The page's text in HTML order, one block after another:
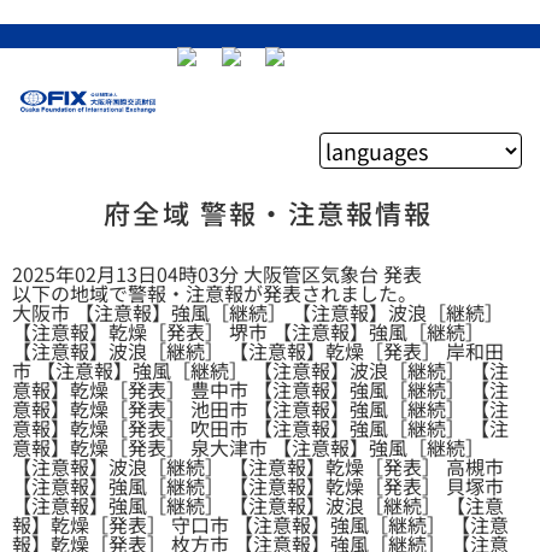
府全域 警報・注意報情報
2025年02月13日04時03分 大阪管区気象台 発表
以下の地域で警報・注意報が発表されました。
大阪市 【注意報】強風［継続］ 【注意報】波浪［継続］
【注意報】乾燥［発表］ 堺市 【注意報】強風［継続］
【注意報】波浪［継続］ 【注意報】乾燥［発表］ 岸和田
市 【注意報】強風［継続］ 【注意報】波浪［継続］ 【注
意報】乾燥［発表］ 豊中市 【注意報】強風［継続］ 【注
意報】乾燥［発表］ 池田市 【注意報】強風［継続］ 【注
意報】乾燥［発表］ 吹田市 【注意報】強風［継続］ 【注
意報】乾燥［発表］ 泉大津市 【注意報】強風［継続］
【注意報】波浪［継続］ 【注意報】乾燥［発表］ 高槻市
【注意報】強風［継続］ 【注意報】乾燥［発表］ 貝塚市
【注意報】強風［継続］ 【注意報】波浪［継続］ 【注意
報】乾燥［発表］ 守口市 【注意報】強風［継続］ 【注意
報】乾燥［発表］ 枚方市 【注意報】強風［継続］ 【注意